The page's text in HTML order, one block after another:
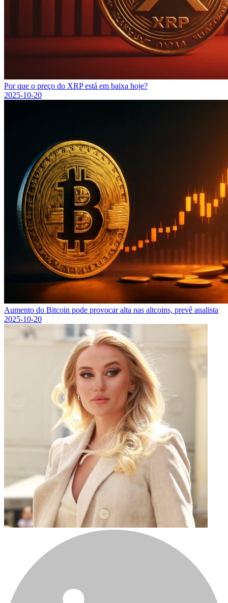
Por que o preço do XRP está em baixa hoje?
2025-10-20
Aumento do Bitcoin pode provocar alta nas altcoins, prevê analista
2025-10-20